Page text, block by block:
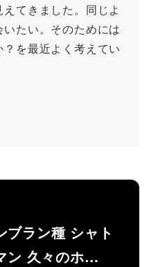
てきました。同じよ
たい。そのためには
を最近よく考えてい
ブラン種 シャト
ン 久々のホ…